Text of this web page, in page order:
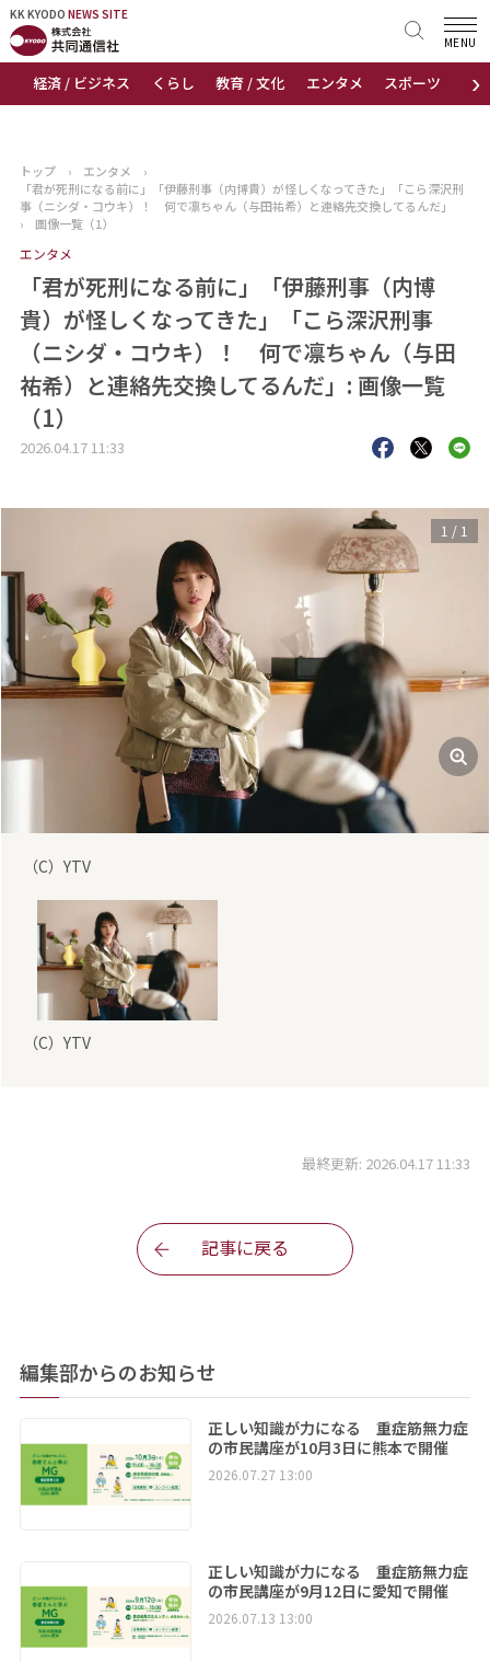
KK KYODO NEWS SITE
›
経済 / ビジネス くらし 教育 / 文化 エンタメ スポーツ 地域
MENU
KK KYODONEWS SITE
トップページ
ニュース
おすすめコンテンツ
出版物
会社概要
トップ › エンタメ
›
「君が死刑になる前に」「伊藤刑事（内博貴）が怪しくなってきた」「こら深沢刑
事（ニシダ・コウキ）！ 何で凛ちゃん（与田祐希）と連絡先交換してるんだ」
›
画像一覧（1）
エンタメ
「君が死刑になる前に」「伊藤刑事（内博
貴）が怪しくなってきた」「こら深沢刑事
（ニシダ・コウキ）！ 何で凛ちゃん（与田
祐希）と連絡先交換してるんだ」: 画像一覧
（1）
2026.04.17 11:33
（C）YTV
1 / 1
（C）YTV
最終更新: 2026.04.17 11:33
記事に戻る
編集部からのお知らせ
正しい知識が力になる 重症筋無力症
の市民講座が10月3日に熊本で開催
2026.07.27 13:00
正しい知識が力になる 重症筋無力症
の市民講座が9月12日に愛知で開催
2026.07.13 13:00